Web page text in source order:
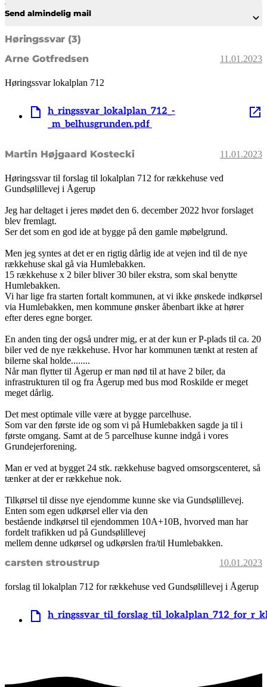
Send almindelig mail
Høringssvar (3)
Arne Gotfredsen
11.01.2023
Høringssvar lokalplan 712
h_ringssvar_lokalplan_712_-
_m_belhusgrunden.pdf
Martin Højgaard Kostecki 11.01.2023
Høringssvar til forslag til lokalplan 712 for rækkehuse ved
Gundsølillevej i Ågerup
Jeg har deltaget i jeres mødet den 6. december 2022 hvor forslaget
blev fremlagt.
Ser det som en god ide at bygge på den gamle møbelgrund.
Men jeg syntes at det er en rigtig dårlig ide at vejen ind til de nye
rækkehuse skal gå via Humlebakken.
15 rækkehuse x 2 biler bliver 30 biler ekstra, som skal benytte
Humlebakken.
Vi har lige fra starten fortalt kommunen, at vi ikke ønskede indkørsel
via Humlebakken, men kommune ønsker åbenbart ikke at hører
efter deres egne borger.
En anden ting der også undrer mig, er at der kun er P-plads til ca. 20
biler ved de nye rækkehuse. Hvor har kommunen tænkt at resten af
bilerne skal holde........
Når man flytter til Ågerup er man nød til at have 2 biler, da
infrastrukturen til og fra Ågerup med bus mod Roskilde er meget
meget dårlig.
Det mest optimale ville være at bygge parcelhuse.
Som var den første ide og som vi på Humlebakken sagde ja til i
første omgang. Samt at de 5 parcelhuse kunne indgå i vores
Grundejerforening.
Man er ved at bygget 24 stk. rækkehuse bagved omsorgscenteret, så
tænker at der er rækkehue nok.
Tilkørsel til disse nye ejendomme kunne ske via Gundsølillevej.
Enten som egen udkørsel eller via den
bestående indkørsel til ejendommen 10A+10B, hvorved man har
fordelt trafikken ud på Gundsølillevej
mellem denne udkørsel og udkørslen fra/til Humlebakken.
carsten stroustrup 10.01.2023
forslag til lokalplan 712 for rækkehuse ved Gundsølillevej i Ågerup